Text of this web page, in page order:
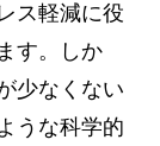
ス軽減に役
す。しか
少なくない
うな科学的